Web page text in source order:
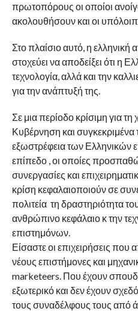
πρωτοπόρους οι οποίοι
ακολουθήσουν και οι
Στο πλαίσιο αυτό, η
στοχεύει να αποδείξει ότι η
τεχνολογία, αλλά και την
για την ανάπτυξή της.
Σε μια περίοδο κρίσιμη για
Κυβέρνηση και
εξωστρέφεια των Ελληνικών
επίπεδο , οι οποίες
συνεργασίες και
κρίση κεφαλαιοποιούν σε
πολιτεία τη δραστηριότητα
ανθρώπινο κεφάλαιο κ την
επιστημόνων.
Είσαστε οι επιχειρήσεις που
νέους επιστήμονες και
marketeers. Που έχουν
εξωτερικό και δεν έχουν
τους συναδέλφους τους από